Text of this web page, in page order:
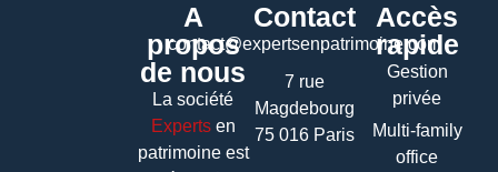
A
propos
de nous
La société
Expertsen
patrimoine est
Contact
contact@expertsenpatrimoine.com
7 rue
Magdebourg
75 016 Paris
Accès
rapide
Gestion
privée
Multi-family
office